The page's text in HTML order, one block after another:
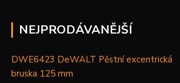
NEJPRODÁVANĚJŠÍ
DWE6423 DeWALT Pěstní excentrická
bruska 125 mm